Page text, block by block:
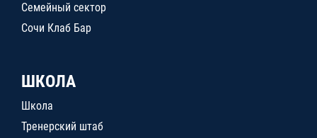
Семейный сектор
Сочи Клаб Бар
ШКОЛА
Школа
Тренерский штаб